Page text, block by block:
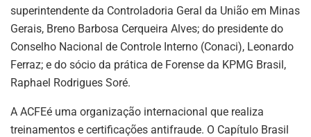
superintendente da Controladoria Geral da União em Minas
Gerais, Breno Barbosa Cerqueira Alves; do presidente do
Conselho Nacional de Controle Interno (Conaci), Leonardo
Ferraz; e do sócio da prática de Forense da KPMG Brasil,
Raphael Rodrigues Soré.
A ACFEé uma organização internacional que realiza
treinamentos e certificações antifraude. O Capítulo Brasil